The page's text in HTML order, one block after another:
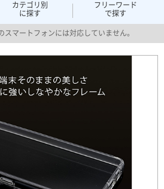
カテゴリ別
に探す
フリーワード
で探す
スマートフォンには対応していません。